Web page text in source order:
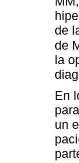
de
de
la
En
un